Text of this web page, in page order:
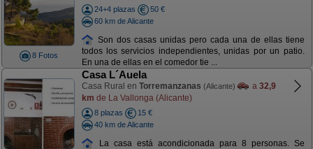
8 Fotos
24+4 plazas
50 €
60 km de Alicante
Son dos casas unidas pero cada una de ellas tiene
todos los servicios independientes, unidas por un patio.
En una de ellas en el comedor tie ...
Casa L´Auela
Casa Rural en Torremanzanas (Alicante) a 32,9
km de La Vallonga (Alicante)
8 plazas
15 €
40 km de Alicante
La casa está acondicionada para 8 personas. Se